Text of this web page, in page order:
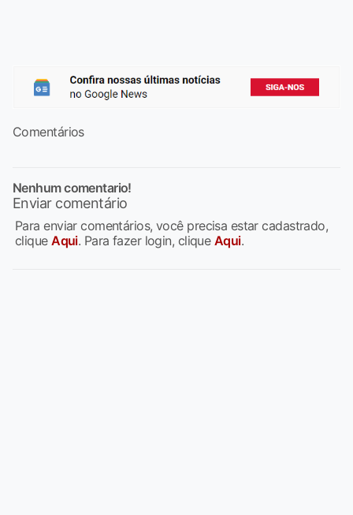
Comentários
Nenhum comentario!
Enviar comentário
Para enviar comentários, você precisa estar cadastrado,
cliqueAqui. Para fazer login, clique Aqui.